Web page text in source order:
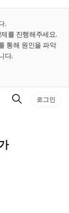
.
를 진행해주세요.
통해 원인을 파악
다.
검
로그인